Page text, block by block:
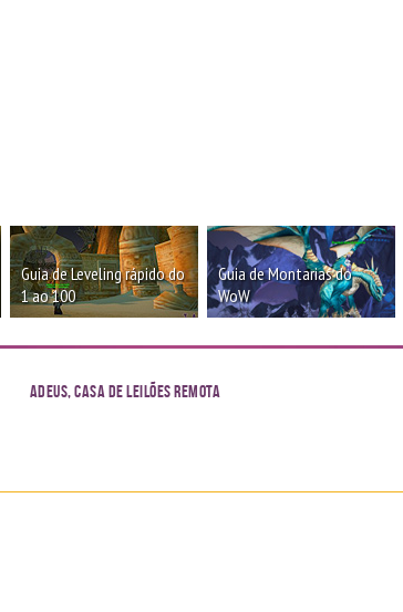
Guia de Leveling rápido do
1 ao 100
Guia de Montarias do
WoW
Adeus, Casa de Leilões Remota